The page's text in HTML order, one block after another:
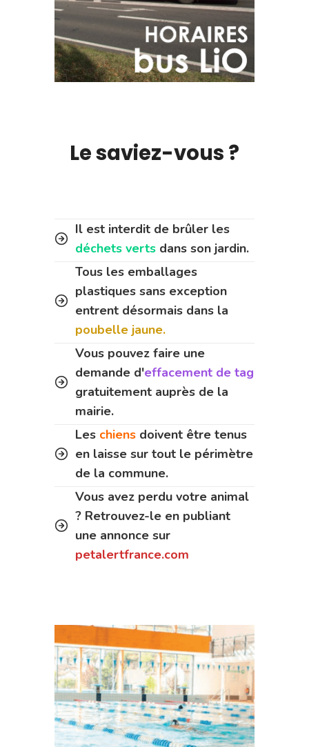
Le saviez-vous ?
Il est interdit de brûler les
déchets verts dans son jardin.
Tous les emballages
plastiques sans exception
entrent désormais dans la
poubelle jaune.
Vous pouvez faire une
demande d'effacement de tag
gratuitement auprès de la
mairie.
Les chiens doivent être tenus
en laisse sur tout le périmètre
de la commune.
Vous avez perdu votre animal
? Retrouvez-le en publiant
une annonce sur
petalertfrance.com